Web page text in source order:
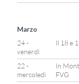
Marzo
24 -
venerdì
Il 18 e
22 -
mercoledì
In
FVG